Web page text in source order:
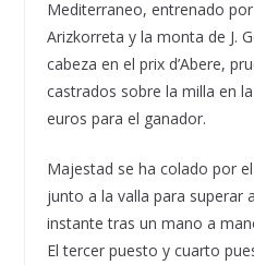
Mediterraneo, entrenado
Arizkorreta y la monta de J.
cabeza en el prix d’Abere,
castrados sobre la milla en
euros para el ganador.
Majestad se ha colado por
junto a la valla para superar
instante tras un mano a
El tercer puesto y cuarto